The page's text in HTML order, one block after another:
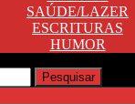
SAÚDE/LAZER
ESCRITURAS
HUMOR